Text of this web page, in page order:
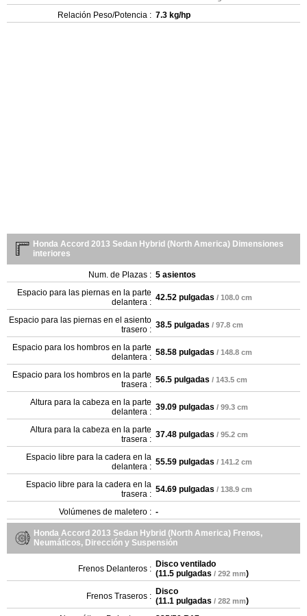
Relación Peso/Potencia : 7.3 kg/hp
Honda Accord 2013 Sedan Hybrid (North America) Dimensiones
interiores
Num. de Plazas : 5 asientos
Espacio para las piernas en la parte
delantera : 42.52 pulgadas / 108.0 cm
Espacio para las piernas en el asiento
trasero : 38.5 pulgadas / 97.8 cm
Espacio para los hombros en la parte
delantera : 58.58 pulgadas / 148.8 cm
Espacio para los hombros en la parte
trasera : 56.5 pulgadas / 143.5 cm
Altura para la cabeza en la parte
delantera : 39.09 pulgadas / 99.3 cm
Altura para la cabeza en la parte
trasera : 37.48 pulgadas / 95.2 cm
Espacio libre para la cadera en la
delantera : 55.59 pulgadas / 141.2 cm
Espacio libre para la cadera en la
trasera : 54.69 pulgadas / 138.9 cm
Volúmenes de maletero : -
Honda Accord 2013 Sedan Hybrid (North America) Frenos,
Neumáticos, Dirección y Suspensión
Frenos Delanteros : Disco ventilado
(11.5 pulgadas / 292 mm)
Frenos Traseros : Disco
(11.1 pulgadas / 282 mm)